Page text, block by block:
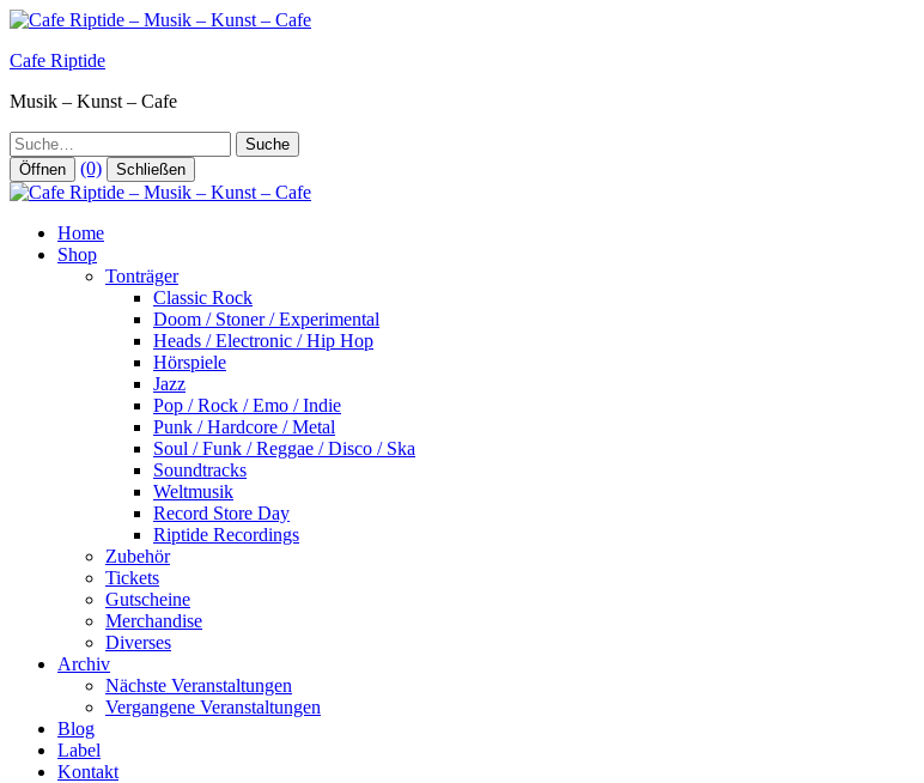
Zum
springen
Cafe Riptide
Musik – Kunst – Cafe
Suche
Öffnen (0) Schließen
Home
Shop
Tonträger
Classic Rock
Doom / Stoner / Experimental
Heads / Electronic / Hip Hop
Hörspiele
Jazz
Pop / Rock / Emo / Indie
Punk / Hardcore / Metal
Soul / Funk / Reggae / Disco / Ska
Soundtracks
Weltmusik
Record Store Day
Riptide Recordings
Zubehör
Tickets
Gutscheine
Merchandise
Diverses
Archiv
Nächste Veranstaltungen
Vergangene Veranstaltungen
Blog
Label
Kontakt